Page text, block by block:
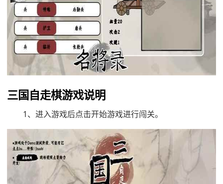
三国自走棋游戏说明
1、进入游戏后点击开始游戏进行闯关。